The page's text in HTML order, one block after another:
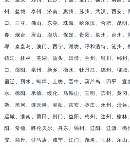
州、盐城、泰州、济南、惠州、苏州、武汉、西安、
口、三亚、佛山、东莞、珠海、哈尔滨、合肥、昆明
春、烟台、唐山、廊坊、保定、贵阳、泉州、台州、
郸、秦皇岛、澳门、西宁、潍坊、呼和浩特、沧州、
镇江、桂林、芜湖、汕头、淄博、兰州、银川、郴州
口、邵阳、亳州、新乡、衡水、牡丹江、德州、聊城
宿迁、丽水、蚌埠、上饶、晋中、葫芦岛、四平、宜
水、德阳、承德、绥化、马鞍山、三明、滨州、黄冈
斯、黑河、连云港、阜阳、吉安、枣庄、永州、清远
运城、淮南、莆田、荆门、益阳、梅州、达州、榆林
阳、常德、呼伦贝尔、丹东、锦州、辽阳、辽源、衢
安、商丘、驻马店、咸宁、江门、茂名、玉林、乐山